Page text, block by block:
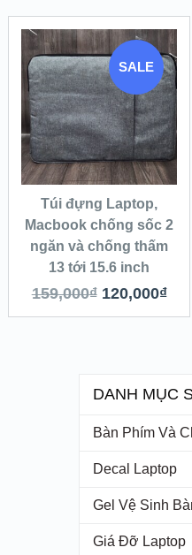
SALE
Túi đựng Laptop,
Macbook chống sốc 2
ngăn và chống thấm
13 tới 15.6 inch
159,000₫ 120,000₫
DANH MỤC
Bàn Phím Và
Decal Laptop
Gel Vệ Sinh
Giá Đỡ Laptop